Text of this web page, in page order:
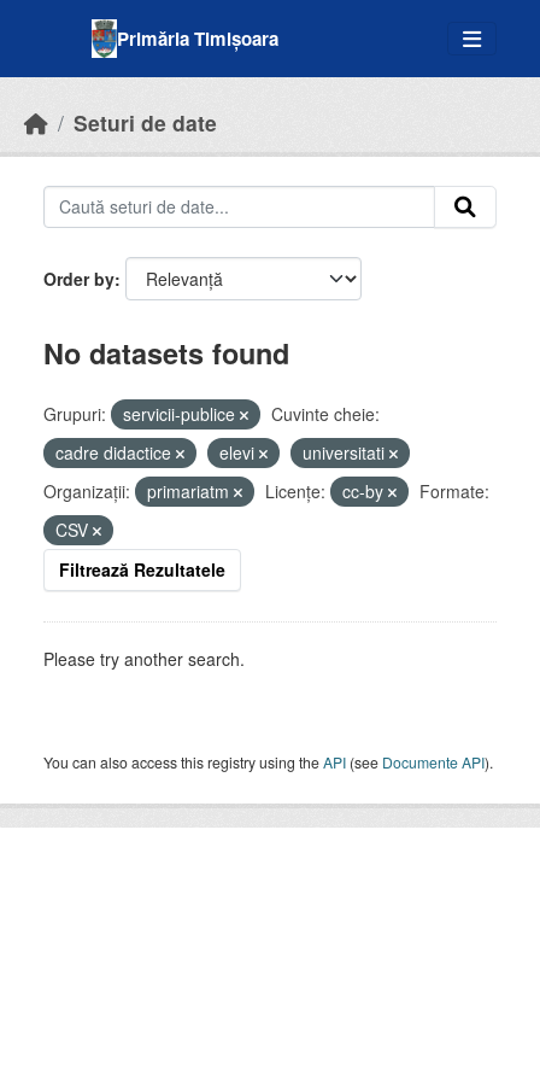
Primăria Timișoara
Seturi de date
Order by
No datasets found
Grupuri: servicii-publice
Cuvinte cheie:
cadre didactice
elevi
universitati
Organizații:
primariatm Licenţe: cc-by
Formate:
CSV
Filtrează Rezultatele
Please try another search.
You can also access this registry using theAPI (see Documente API).